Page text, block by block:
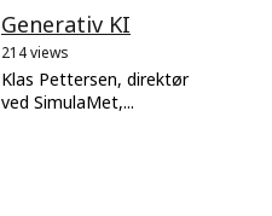
Generativ KI
214 views
Klas Pettersen, direktør
ved SimulaMet,...